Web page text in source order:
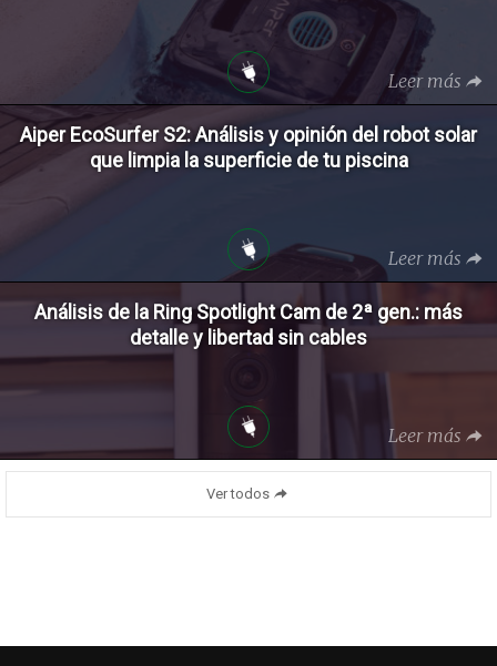
Leer más
Aiper EcoSurfer S2: Análisis y opinión del robot solar
que limpia la superficie de tu piscina
Leer más
Análisis de la Ring Spotlight Cam de 2ª gen.: más
detalle y libertad sin cables
Leer más
Ver todos